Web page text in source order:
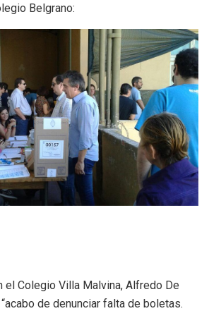
Belgrano:
el Colegio Villa Malvina, Alfredo De
de denunciar falta de boletas.